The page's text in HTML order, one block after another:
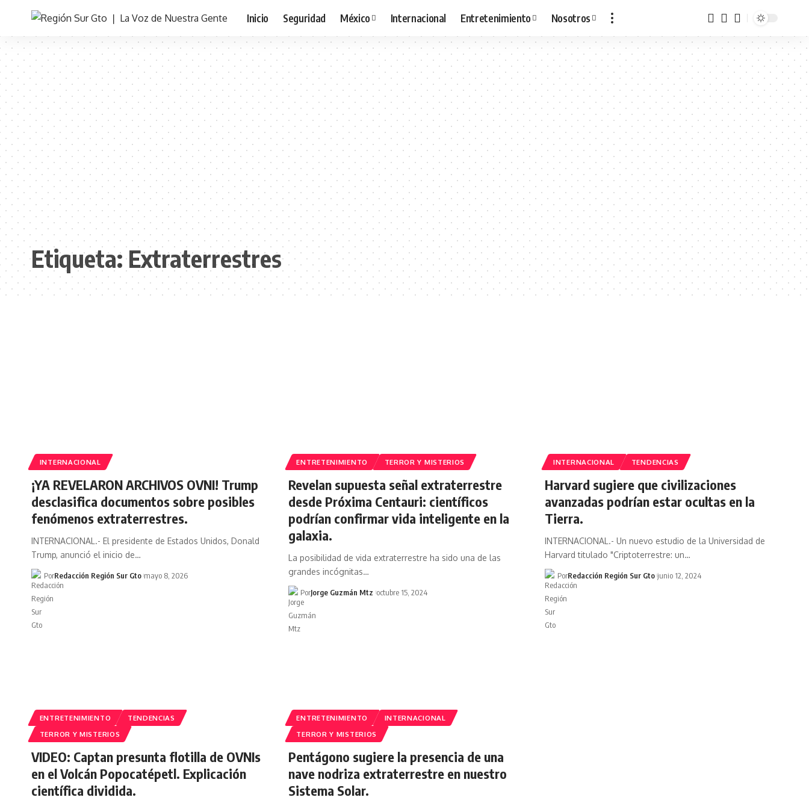
Inicio Seguridad México Internacional Entretenimiento Nosotros
Etiqueta:Extraterrestres
INTERNACIONAL
¡YA REVELARON ARCHIVOS OVNI! Trump
desclasifica documentos sobre posibles
fenómenos extraterrestres.
INTERNACIONAL.- El presidente de Estados Unidos, Donald
Trump, anunció el inicio de…
PorRedacción Región Sur Gto mayo 8, 2026
ENTRETENIMIENTO TERROR Y MISTERIOS
Revelan supuesta señal extraterrestre
desde Próxima Centauri: científicos
podrían confirmar vida inteligente en la
galaxia.
La posibilidad de vida extraterrestre ha sido una de las
grandes incógnitas…
PorJorge Guzmán Mtz octubre 15, 2024
INTERNACIONAL TENDENCIAS
Harvard sugiere que civilizaciones
avanzadas podrían estar ocultas en la
Tierra.
INTERNACIONAL.- Un nuevo estudio de la Universidad de
Harvard titulado "Criptoterrestre: un…
PorRedacción Región Sur Gto junio 12, 2024
ENTRETENIMIENTO
TENDENCIAS
TERROR Y MISTERIOS
VIDEO: Captan presunta flotilla de OVNIs
en el Volcán Popocatépetl. Explicación
científica dividida.
ENTRETENIMIENTO
INTERNACIONAL
TERROR Y MISTERIOS
Pentágono sugiere la presencia de una
nave nodriza extraterrestre en nuestro
Sistema Solar.